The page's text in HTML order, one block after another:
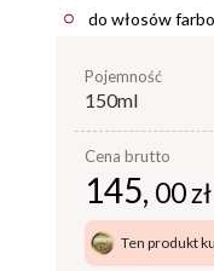
do włosów
pojemność
150ml
Cena brutto
145, 00 zł
Ten produkt